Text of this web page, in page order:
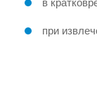
в
при